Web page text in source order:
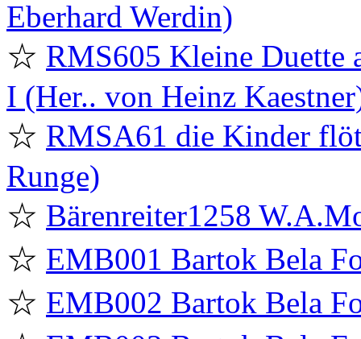
Eberhard Werdin)
☆ RMS605 Kleine
I (Her.. von Heinz
☆ RMSA61 die Kinder
Runge)
☆ Bärenreiter1258
☆ EMB001 Bartok Bela
☆ EMB002 Bartok Bela